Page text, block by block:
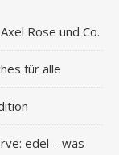
Rose und Co.
für alle
edel – was